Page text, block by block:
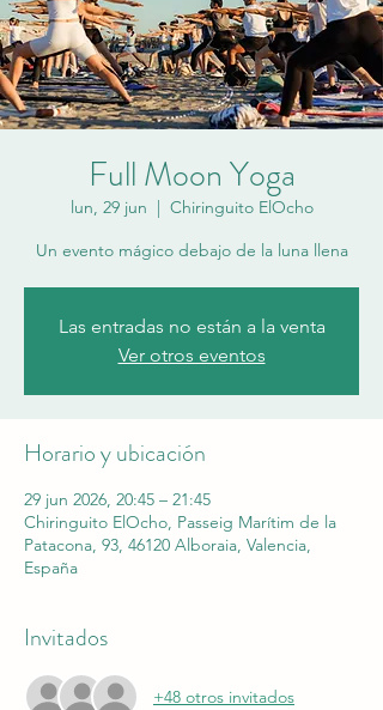
Full Moon Yoga
lun, 29 jun
  |
Chiringuito ElOcho
Un evento mágico debajo de la luna llena
Las entradas no están a la venta
Ver otros eventos
Horario y ubicación
29 jun 2026, 20:45 – 21:45
Chiringuito ElOcho, Passeig Marítim de la
Patacona, 93, 46120 Alboraia, Valencia,
España
Invitados
+48 otros invitados